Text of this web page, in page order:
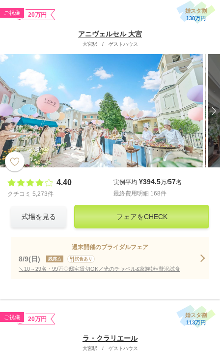
ご祝儀 20万円
婚スタ割
138万円
アニヴェルセル 大宮
大宮駅 / ゲストハウス
4.40
クチコミ 5,273件
実例平均 ¥394.5万/57名
最終費用明細 168件
式場を見る フェアをCHECK
週末開催のブライダルフェア
8/9(日) 残席△ 試食あり
＼10～29名・99万◇邸宅貸切OK／光のチャペル&家族婚×贅沢試食
ご祝儀 20万円
婚スタ割
113万円
ラ・クラリエール
大宮駅 / ゲストハウス